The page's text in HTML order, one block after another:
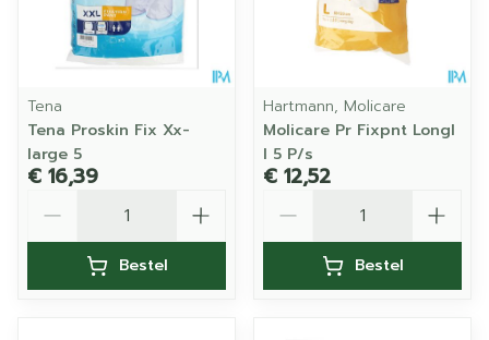
Tena
Tena Proskin Fix Xx-
large 5
€ 16,39
Bestel
Hartmann, Molicare
Molicare Pr Fixpnt Longl
l 5 P/s
€ 12,52
Bestel